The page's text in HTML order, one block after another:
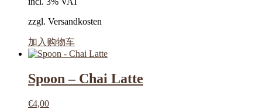
zzgl. Versandkosten
加入购物车
Spoon – Chai Latte
€4,00